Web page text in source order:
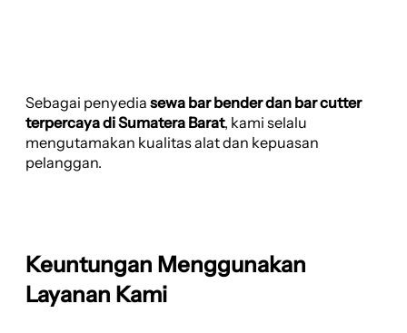
Sebagai penyedia sewa bar bender dan bar cutter
terpercaya di Sumatera Barat, kami selalu
mengutamakan kualitas alat dan kepuasan
pelanggan.
Keuntungan Menggunakan
Layanan Kami